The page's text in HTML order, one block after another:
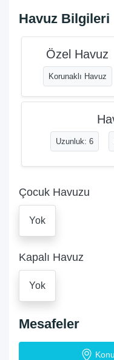
Havuz Bilgileri
Özel Havuz
Korunaklı Havuz
Uzunluk: 6
Çocuk Havuzu
Yok
Kapalı Havuz
Yok
Mesafeler